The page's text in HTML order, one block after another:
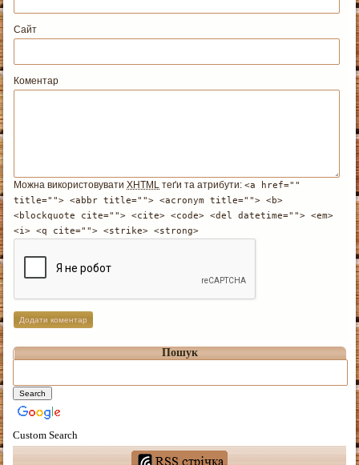
Сайт
Коментар
Можна використовуватиXHTML теґи та атрибути:<a href=""
title=""> <abbr title=""> <acronym title=""> <b>
<blockquote cite=""> <cite> <code> <del datetime=""> <em>
<i> <q cite=""> <strike> <strong>
Пошук
Custom Search